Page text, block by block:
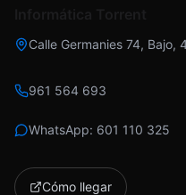
Calle Germanies 74, Bajo,
961 564 693
WhatsApp: 601 110 325
Cómo llegar